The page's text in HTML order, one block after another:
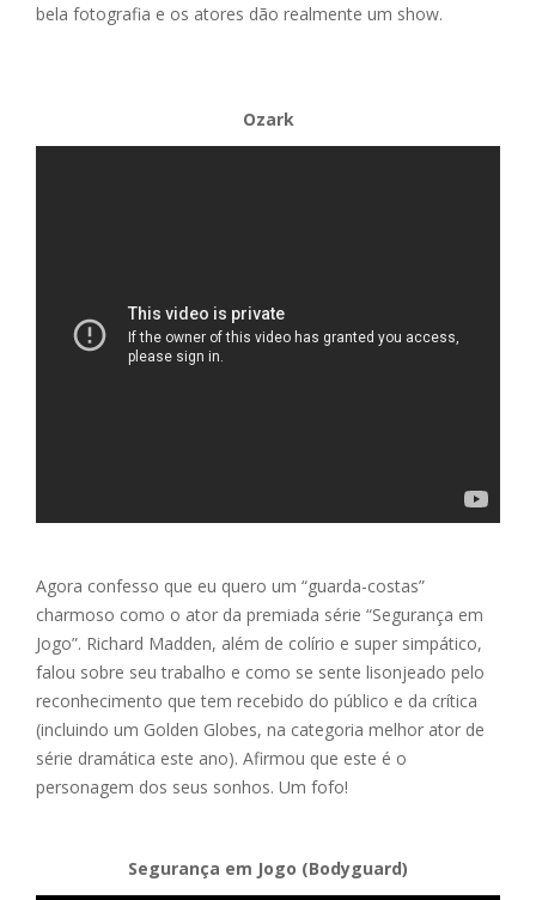
bela fotografia e os atores dão realmente um show.
Ozark
Agora confesso que eu quero um “guarda-costas”
charmoso como o ator da premiada série “Segurança em
Jogo”. Richard Madden, além de colírio e super simpático,
falou sobre seu trabalho e como se sente lisonjeado pelo
reconhecimento que tem recebido do público e da crítica
(incluindo um Golden Globes, na categoria melhor ator de
série dramática este ano). Afirmou que este é o
personagem dos seus sonhos. Um fofo!
Segurança em Jogo (Bodyguard)